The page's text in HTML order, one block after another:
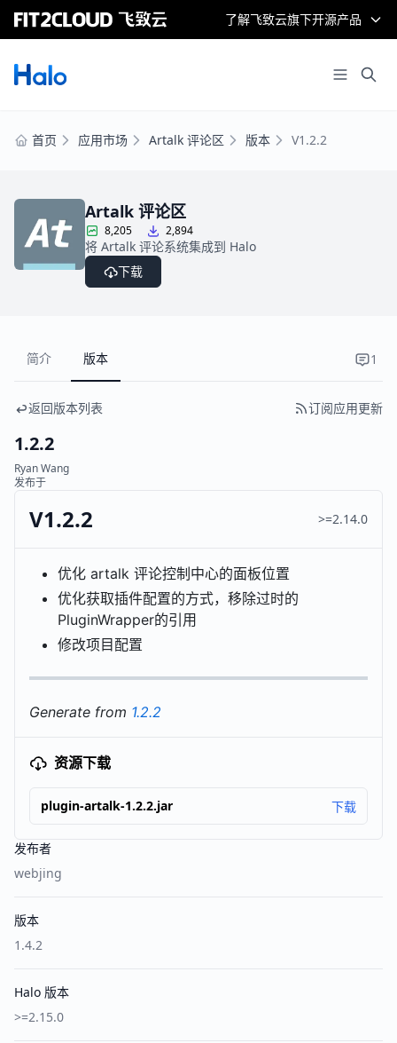
了解飞致云旗下开源产品
首页 应用市场 Artalk 评论区 版本 V1.2.2
Artalk 评论区
8,205 2,894
将 Artalk 评论系统集成到 Halo
下载
发布者
webjing
版本
1.4.2
Halo 版本
>=2.15.0
简介 版本 1
返回版本列表 订阅应用更新
1.2.2
Ryan Wang
发布于
V1.2.2 >=2.14.0
优化 artalk 评论控制中心的面板位置
优化获取插件配置的方式，移除过时的
PluginWrapper的引用
修改项目配置
Generate from 1.2.2
资源下载
plugin-artalk-1.2.2.jar 下载